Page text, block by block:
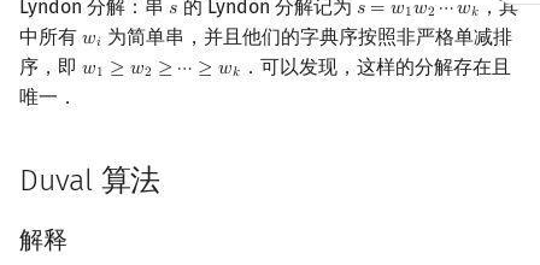
镜像站列表
致谢
Dev-C++
Special Judge
Testlib
文件操作
Lambda 表达式
Java 速成
Java 进阶
归并排序
前缀和 & 差分
二分
IDA*
回溯法
Dancing Links
状压 DP
数位 DP
smallest cyclic shift）
习题
置换和排列
弧度制与坐标系
裴蜀定理 & 一次不定方程
多项式多点求值|快速插值
贝尔数
线性基
块状数据结构
单调栈
AVL 树
虚树
拓扑排序
最短路问题
生成树问题
扫描线
旋转卡壳
有限状态自动机
计算理论基础
Lyndon 分解：串 𝑠
s 的 Lyndon 分解记为 𝑠 = 𝑤1𝑤2 ⋯𝑤𝑘
s=w 1w2⋯ wk
，其
中所有 𝑤𝑖
wi 为简单串，并且他们的字典序按照非严格单减排
序，即 𝑤1 ≥ 𝑤2 ≥ ⋯ ≥ 𝑤𝑘
w1 ≥w 2≥⋯≥ wk
．可以发现，这样的分解存在且
唯一．
Duval 算法
解释